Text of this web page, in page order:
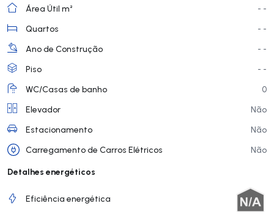
Área Útil m²
- -
Quartos
- -
Ano de Construção
- -
Piso
- -
WC/Casas de banho
0
Elevador
Não
Estacionamento
Não
Carregamento de Carros Elétricos
Não
Detalhes energéticos
Eficiência energética